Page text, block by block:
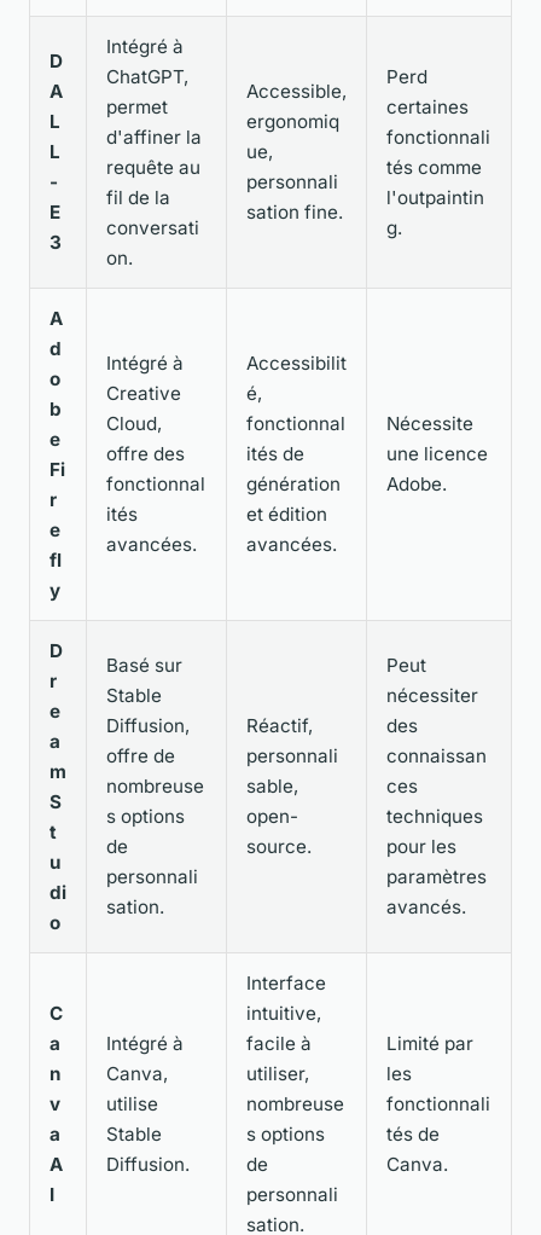
D
A
L
L
-
E
3
Intégré à
ChatGPT,
permet
d'affiner la
requête au
fil de la
conversati
on.
Accessible,
ergonomiq
ue,
personnali
sation fine.
Perd
certaines
fonctionnali
tés comme
l'outpaintin
g.
A
d
o
b
e
Fi
r
e
fl
y
Intégré à
Creative
Cloud,
offre des
fonctionnal
ités
avancées.
Accessibilit
é,
fonctionnal
ités de
génération
et édition
avancées.
Nécessite
une licence
Adobe.
D
r
e
a
m
S
t
u
di
o
Basé sur
Stable
Diffusion,
offre de
nombreuse
s options
de
personnali
sation.
Réactif,
personnali
sable,
open-
source.
Peut
nécessiter
des
connaissan
ces
techniques
pour les
paramètres
avancés.
C
a
n
v
a
A
I
Intégré à
Canva,
utilise
Stable
Diffusion.
Interface
intuitive,
facile à
utiliser,
nombreuse
s options
de
personnali
sation.
Limité par
les
fonctionnali
tés de
Canva.